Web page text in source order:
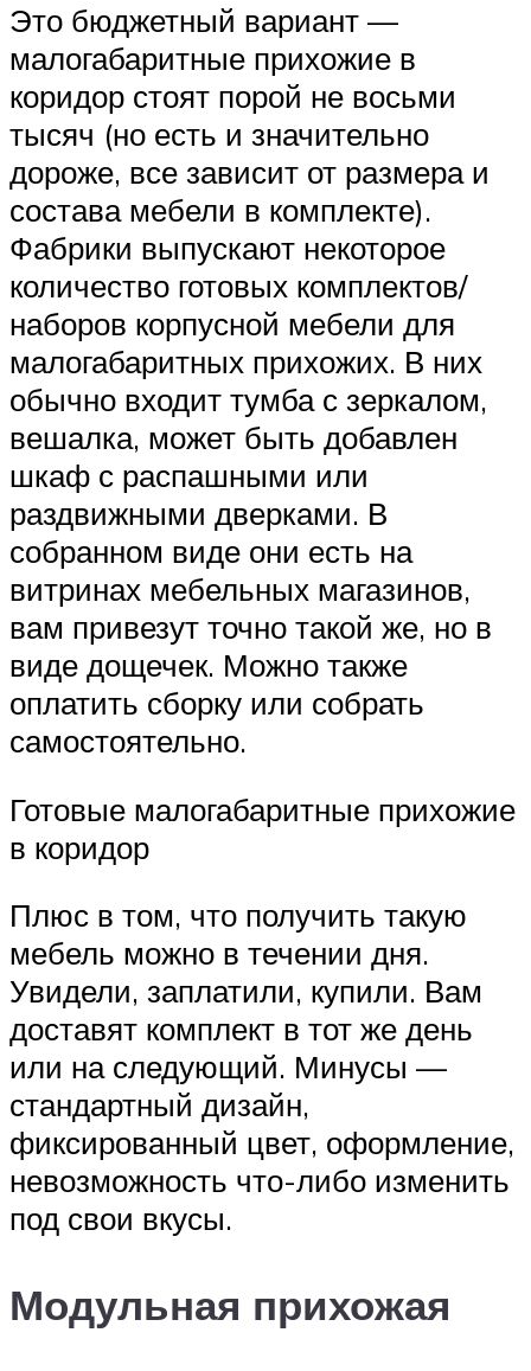
Это бюджетный вариант —
малогабаритные прихожие в
коридор стоят порой не восьми
тысяч (но есть и значительно
дороже, все зависит от размера и
состава мебели в комплекте).
Фабрики выпускают некоторое
количество готовых комплектов/
наборов корпусной мебели для
малогабаритных прихожих. В них
обычно входит тумба с зеркалом,
вешалка, может быть добавлен
шкаф с распашными или
раздвижными дверками. В
собранном виде они есть на
витринах мебельных магазинов,
вам привезут точно такой же, но в
виде дощечек. Можно также
оплатить сборку или собрать
самостоятельно.
Готовые малогабаритные прихожие
в коридор
Плюс в том, что получить такую
мебель можно в течении дня.
Увидели, заплатили, купили. Вам
доставят комплект в тот же день
или на следующий. Минусы —
стандартный дизайн,
фиксированный цвет, оформление,
невозможность что-либо изменить
под свои вкусы.
Модульная прихожая